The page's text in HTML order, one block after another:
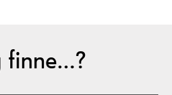
finne...?